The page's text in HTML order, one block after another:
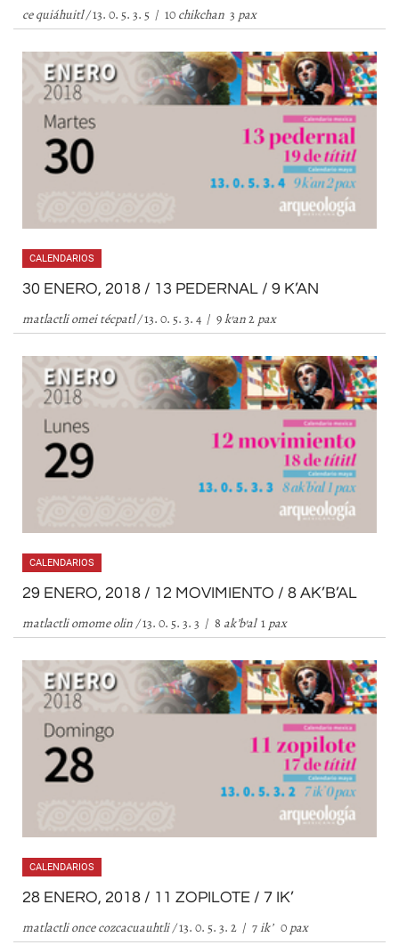
ce quiáhuitl /13. 0. 5. 3. 5 / 10 chikchan 3 pax
CALENDARIOS
30 ENERO, 2018 / 13 PEDERNAL / 9 K’AN
matlactli omei técpatl /13. 0. 5. 3. 4 / 9k’an2 pax
CALENDARIOS
29 ENERO, 2018 / 12 MOVIMIENTO / 8 AK’B’AL
matlactli omome olin /13. 0. 5. 3. 3 / 8 akb’al1 pax
CALENDARIOS
28 ENERO, 2018 / 11 ZOPILOTE / 7 IK’
matlactli once cozcacuauhtli /13. 0. 5. 3. 2 / 7ik0 pax